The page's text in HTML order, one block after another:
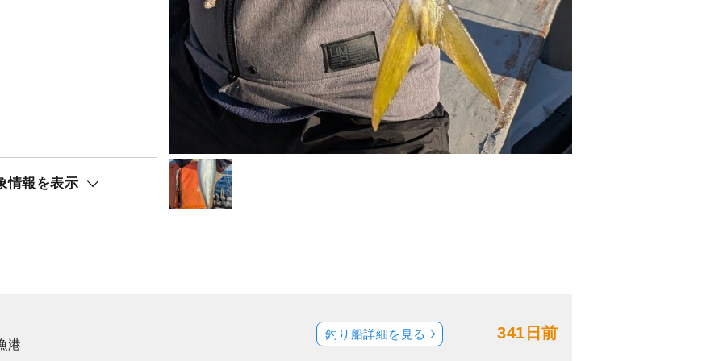
情報を表示
港
341日前
釣り船詳細を見る